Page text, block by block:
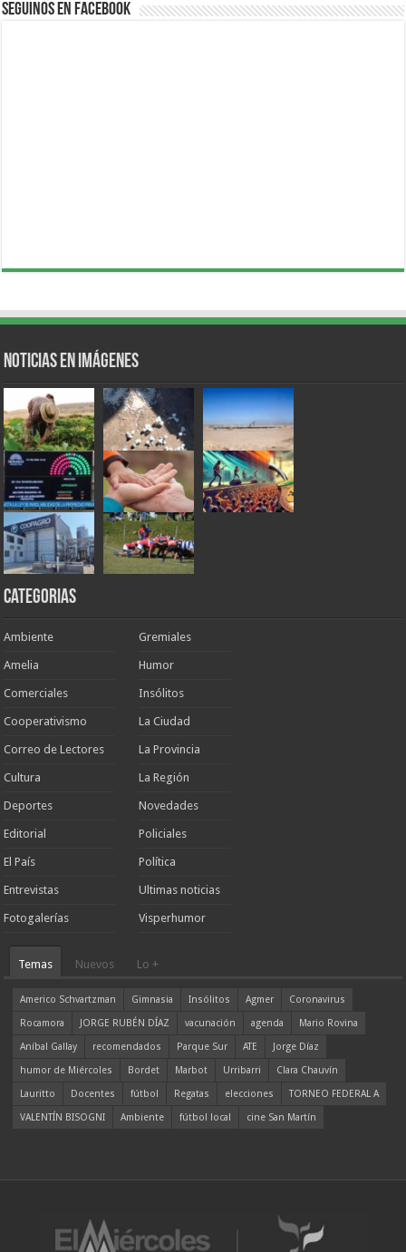
Seguinos en Facebook
Noticias en Imágenes
Categorias
Ambiente
Amelia
Comerciales
Cooperativismo
Correo de Lectores
Cultura
Deportes
Editorial
El País
Entrevistas
Fotogalerías
Gremiales
Humor
Insólitos
La Ciudad
La Provincia
La Región
Novedades
Policiales
Política
Ultimas noticias
Visperhumor
Temas Nuevos Lo +
Americo Schvartzman Gimnasia Insólitos Agmer
Coronavirus
Rocamora
JORGE RUBÉN DÍAZ vacunación agenda
Mario Rovina
Aníbal Gallay
recomendados Parque Sur ATE
Jorge Díaz
humor de Miércoles
Bordet Marbot Urribarri
Clara Chauvín
Lauritto
Docentes fútbol Regatas elecciones
TORNEO FEDERAL A
VALENTÍN BISOGNI
Ambiente fútbol local cine San Martín